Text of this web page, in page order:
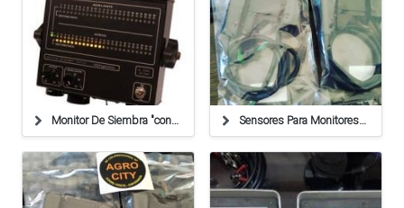
Monitor De Siembra "con Contador De Semillas" - Hasta 4 Sensores Para Monitores De Siembra